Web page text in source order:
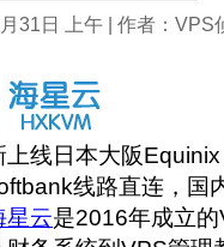
31日 上午 | 作者：VPS
上线日本大阪
线路直连，国
星云是2016年成立